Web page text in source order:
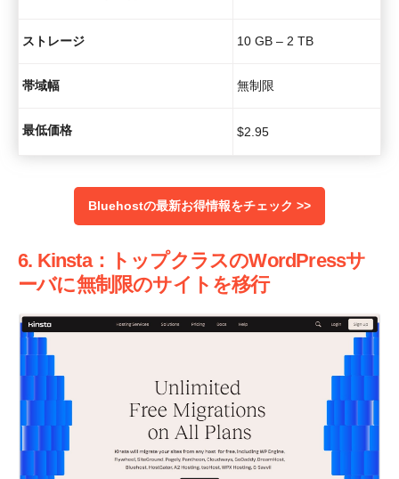
ストレージ 10 GB – 2 TB
帯域幅 無制限
最低価格 $2.95
Bluehostの最新お得情報をチェック >>
6. Kinsta：トップクラスのWordPressサ
ーバに無制限のサイトを移行